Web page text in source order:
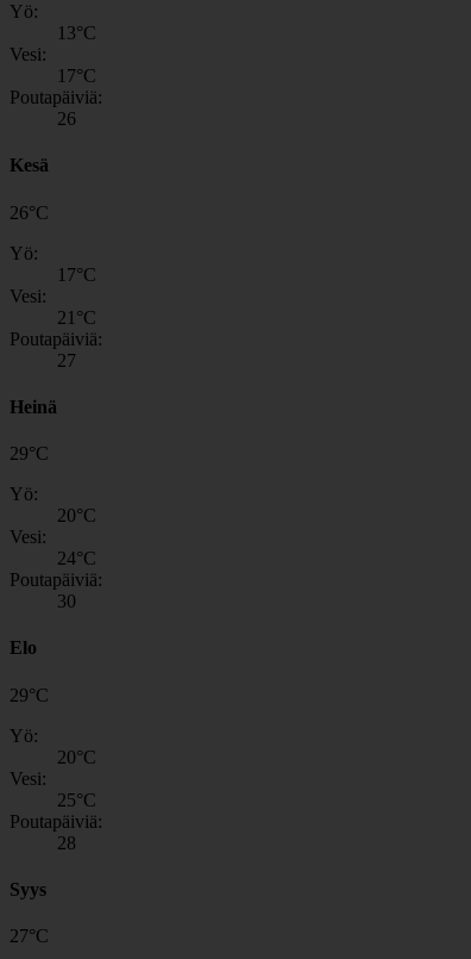
Yö:
13°C
Vesi:
17°C
Poutapäiviä:
26
Kesä
26°C
Yö:
17°C
Vesi:
21 °C
Poutapäiviä:
27
Heinä
29°C
Yö:
20°C
Vesi:
24°C
Poutapäiviä:
30
Elo
29°C
Yö:
20°C
Vesi:
25°C
Poutapäiviä:
28
Syys
27°C